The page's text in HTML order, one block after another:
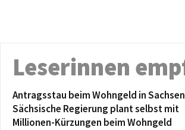
Leserinnen
Antragsstau beim Wohngeld in
Sächsische Regierung plant selbst mit
Millionen-Kürzungen beim Wohngeld